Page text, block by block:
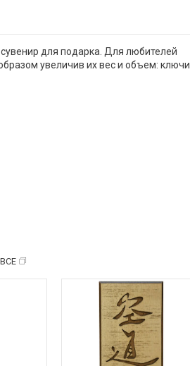
для подарка. Для любителей
увеличив их вес и объем: ключи